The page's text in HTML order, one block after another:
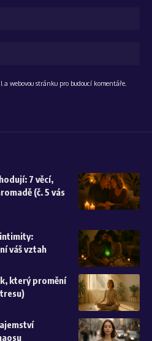
webovou stránku pro budoucí komentáře.
7 věcí,
(č. 5 vás
váš vztah
který promění